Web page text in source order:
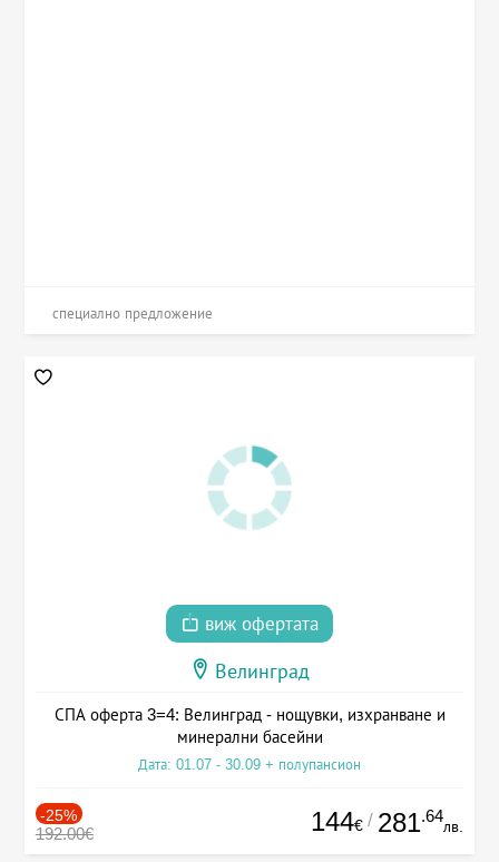
специално предложение
виж офертата
Велинград
СПА оферта 3=4: Велинград - нощувки, изхранване и
минерални басейни
Дата: 01.07 - 30.09 + полупансион
-25%
192.00€ 144€ / 281.64
лв.